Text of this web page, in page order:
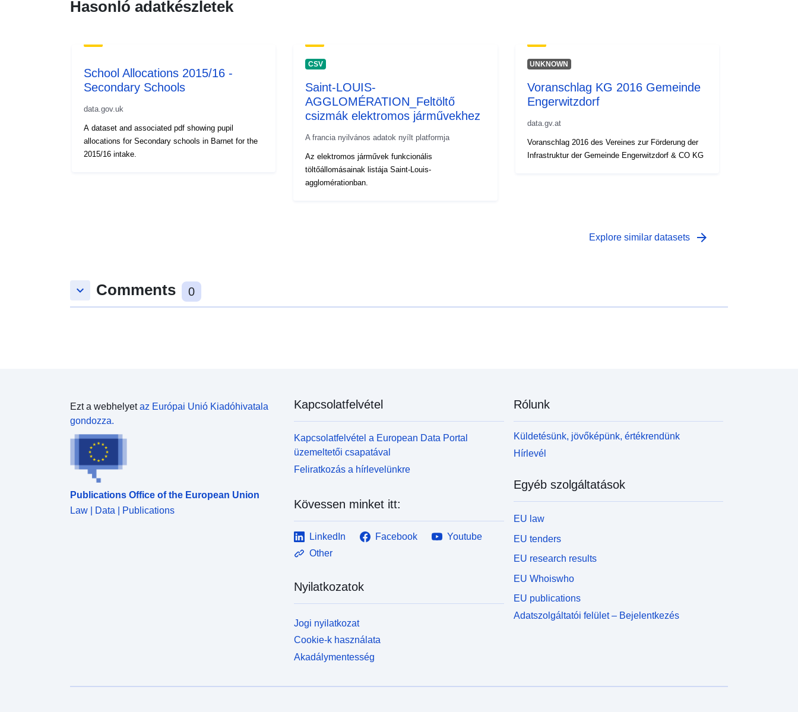
Hasonló adatkészletek
School Allocations 2015/16 -
Secondary Schools
data.gov.uk
A dataset and associated pdf showing pupil
allocations for Secondary schools in Barnet for the
2015/16 intake.
CSV
Saint-LOUIS-
AGGLOMÉRATION_Feltöltő
csizmák elektromos járművekhez
A francia nyilvános adatok nyílt platformja
Az elektromos járművek funkcionális
töltőállomásainak listája Saint-Louis-
agglomérationban.
UNKNOWN
Voranschlag KG 2016 Gemeinde
Engerwitzdorf
data.gv.at
Voranschlag 2016 des Vereines zur Förderung der
Infrastruktur der Gemeinde Engerwitzdorf & CO KG
Explore similar datasets arrow_forward
keyboard_arrow_down Comments 0
Ezt a webhelyetaz Európai Unió Kiadóhivatala
gondozza.
Publications Office of the European Union
Law | Data | Publications
Kapcsolatfelvétel
Kapcsolatfelvétel a European Data Portal
üzemeltetői csapatával
Feliratkozás a hírlevelünkre
Kövessen minket itt:
LinkedIn Facebook
Youtube
Other
Nyilatkozatok
Jogi nyilatkozat
Cookie-k használata
Akadálymentesség
Rólunk
Küldetésünk, jövőképünk, értékrendünk
Hírlevél
Egyéb szolgáltatások
EU law
EU tenders
EU research results
EU Whoiswho
EU publications
Adatszolgáltatói felület – Bejelentkezés